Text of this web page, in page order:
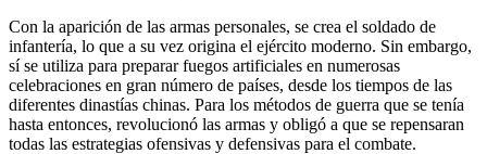
Con la aparición de las armas personales, se crea el soldado de
infantería, lo que a su vez origina el ejército moderno. Sin embargo,
sí se utiliza para preparar fuegos artificiales en numerosas
celebraciones en gran número de países, desde los tiempos de las
diferentes dinastías chinas. Para los métodos de guerra que se tenía
hasta entonces, revolucionó las armas y obligó a que se repensaran
todas las estrategias ofensivas y defensivas para el combate.